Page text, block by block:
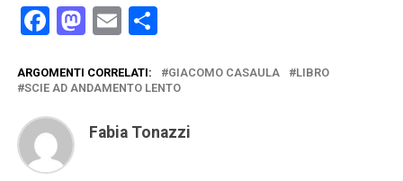
Facebook
Mastodon
EmailCondividi
ARGOMENTI CORRELATI: GIACOMO CASAULA
LIBRO
SCIE AD ANDAMENTO LENTO
Fabia Tonazzi